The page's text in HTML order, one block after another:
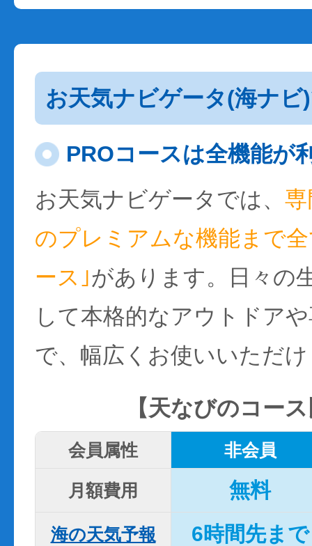
お天気ナビゲータ(海ナビ
PROコースは全機能が
お天気ナビゲータでは、
のプレミアムな機能まで
ース｣があります。日々の
して本格的なアウトドア
で、幅広くお使いいただ
【天なびのコー
会員属性 非会員
月額費用 無料
海の天気予報 6時間先まで